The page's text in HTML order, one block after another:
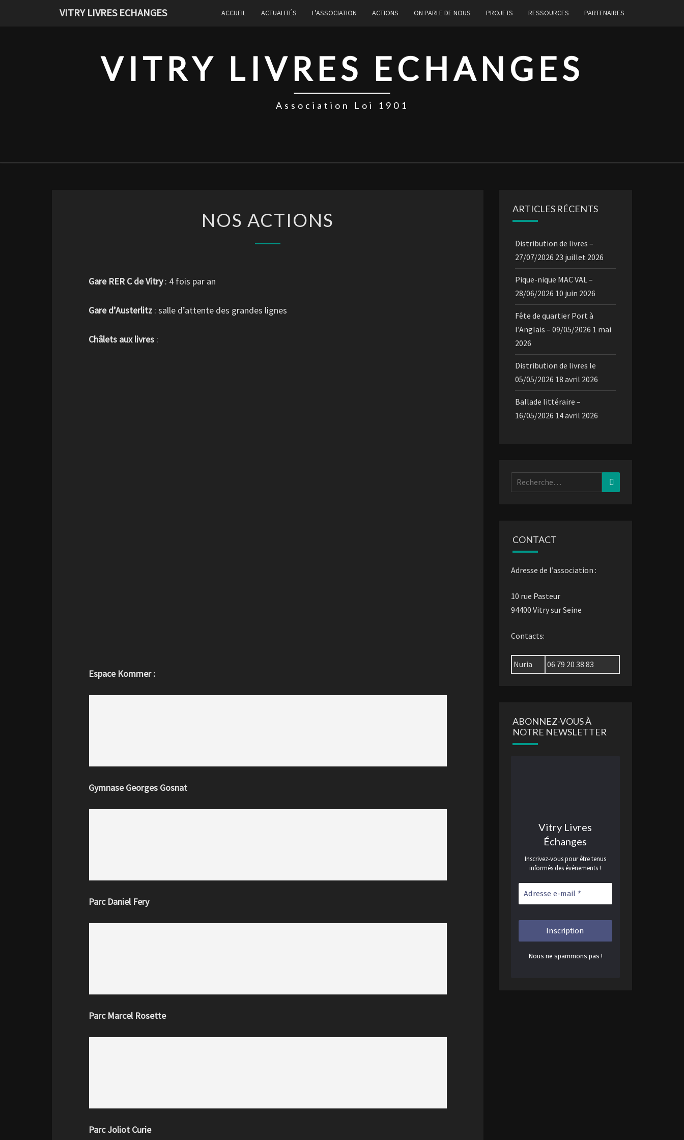
VITRY LIVRES ECHANGES ACCUEIL ACTUALITÉS L’ASSOCIATION ACTIONS ON PARLE DE NOUS PROJETS RESSOURCES PARTENAIRES
VITRY LIVRES ECHANGES
Association Loi 1901
ACTIONS
NOS ACTIONS
Gare RER C de Vitry: 4 fois par an
Gare d’Austerlitz : salle d’attente des grandes lignes
Châlets aux livres :
Espace Kommer :
Gymnase Georges Gosnat
Parc Daniel Fery
Parc Marcel Rosette
Parc Joliot Curie
ARTICLES RÉCENTS
Distribution de livres –
27/07/2026 23 juillet 2026
Pique-nique MAC VAL –
28/06/2026 10 juin 2026
Fête de quartier Port à
l’Anglais – 09/05/2026 1 mai
2026
Distribution de livres le
05/05/2026 18 avril 2026
Ballade littéraire –
16/05/2026 14 avril 2026
Rechercher : Recherche
CONTACT
Adresse de l’association :
10 rue Pasteur
94400 Vitry sur Seine
Contacts:
Nuria 06 79 20 38 83
ABONNEZ-VOUS À
NOTRE NEWSLETTER
Vitry Livres
Échanges
Inscrivez-vous pour être tenus
informés des événements !
Nous ne spammons pas !